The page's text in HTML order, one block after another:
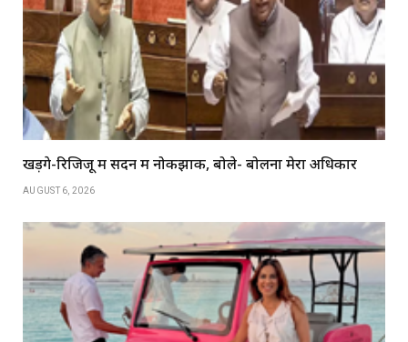
खड़गे-रिजिजू में सदन में नोकझोंक, बोले- बोलना मेरा अधिकार
AUGUST 6, 2026